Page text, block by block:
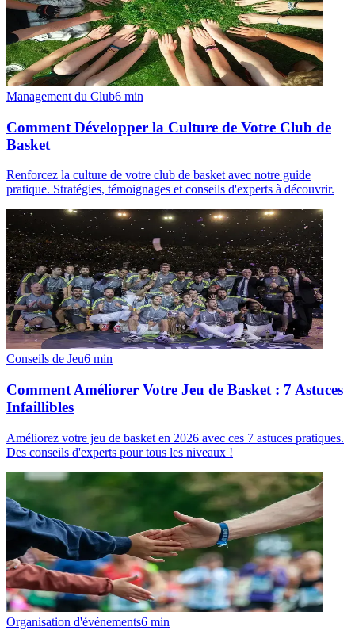
Management du Club6 min
Comment Développer la Culture de Votre Club de
Basket
Renforcez la culture de votre club de basket avec notre guide
pratique. Stratégies, témoignages et conseils d'experts à découvrir.
Conseils de Jeu6 min
Comment Améliorer Votre Jeu de Basket : 7 Astuces
Infaillibles
Améliorez votre jeu de basket en 2026 avec ces 7 astuces pratiques.
Des conseils d'experts pour tous les niveaux !
Organisation d'événements6 min